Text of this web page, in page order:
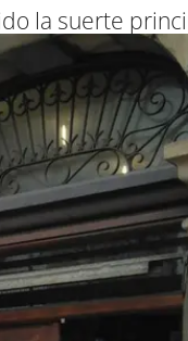
la suerte